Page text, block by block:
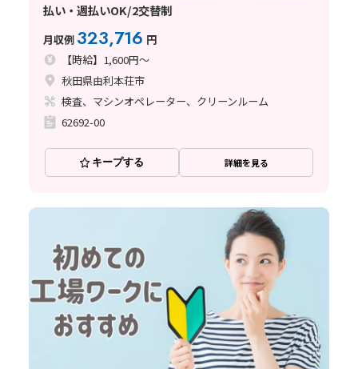
払い・週払いOK/2交替制
月収例 323,716 円
【時給】1,600円～
秋田県由利本荘市
検査、マシンオペレーター、クリーンルーム
62692-00
キープする 詳細を見る